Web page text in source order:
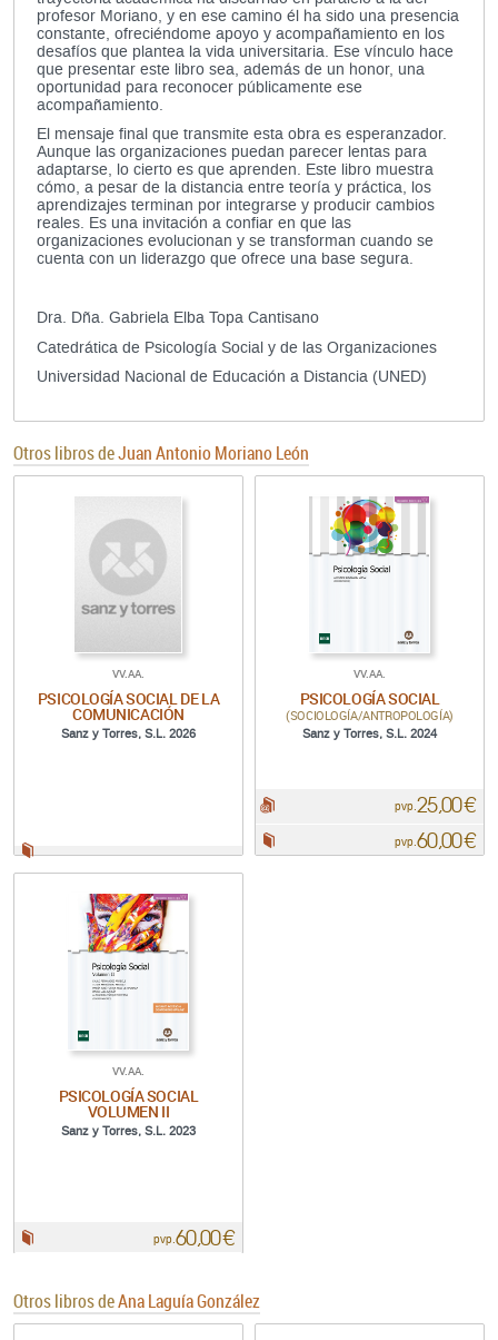
profesor Moriano, y en ese camino él ha sido una presencia
constante, ofreciéndome apoyo y acompañamiento en los
desafíos que plantea la vida universitaria. Ese vínculo hace
que presentar este libro sea, además de un honor, una
oportunidad para reconocer públicamente ese
acompañamiento.
El mensaje final que transmite esta obra es esperanzador.
Aunque las organizaciones puedan parecer lentas para
adaptarse, lo cierto es que aprenden. Este libro muestra
cómo, a pesar de la distancia entre teoría y práctica, los
aprendizajes terminan por integrarse y producir cambios
reales. Es una invitación a confiar en que las
organizaciones evolucionan y se transforman cuando se
cuenta con un liderazgo que ofrece una base segura.
Dra. Dña. Gabriela Elba Topa Cantisano
Catedrática de Psicología Social y de las Organizaciones
Universidad Nacional de Educación a Distancia (UNED)
Otros libros deJuan Antonio Moriano León
VV.AA.
PSICOLOGÍA SOCIAL DE LA
COMUNICACIÓN
Sanz y Torres, S.L. 2026
VV.AA.
PSICOLOGÍA SOCIAL
(SOCIOLOGÍA/ANTROPOLOGÍA)
Sanz y Torres, S.L. 2024
pvp. 25,00 €
pvp.60,00 €
VV.AA.
PSICOLOGÍA SOCIAL
VOLUMEN II
Sanz y Torres, S.L. 2023
pvp.60,00 €
Otros libros deAna Laguía González